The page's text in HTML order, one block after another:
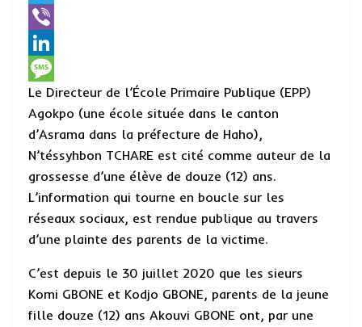
t
s
A
p
p
c
e
b
o
o
w
t
t
e
T
e
l
e
g
a
m
V
i
b
e
L
i
n
e
d
I
M
e
s
a
g
Le Directeur de l’École Primaire Publique (EPP)
Agokpo (une école située dans le canton
d’Asrama dans la préfecture de Haho),
N’téssyhbon TCHARE est cité comme auteur de la
grossesse d’une élève de douze (12) ans.
L’information qui tourne en boucle sur les
réseaux sociaux, est rendue publique au travers
d’une plainte des parents de la victime.
C’est depuis le 30 juillet 2020 que les sieurs
Komi GBONE et Kodjo GBONE, parents de la jeune
fille douze (12) ans Akouvi GBONE ont, par une